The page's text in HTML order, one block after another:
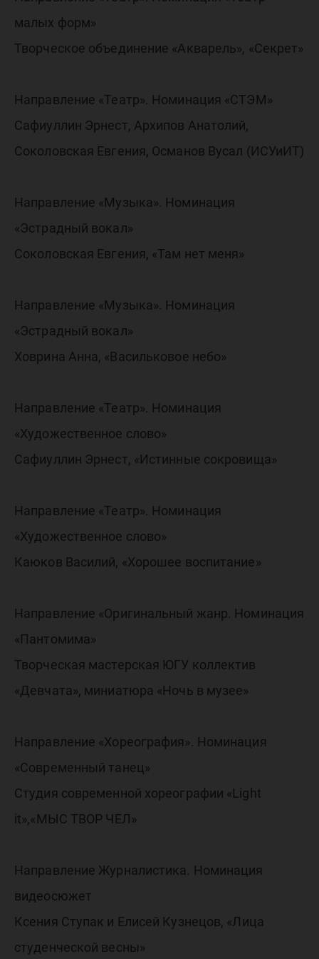
малых форм»
Творческое объединение «Акварель», «Секрет»
Направление «Театр». Номинация «СТЭМ»
Сафиуллин Эрнест, Архипов Анатолий,
Соколовская Евгения, Османов Вусал (ИСУиИТ)
Направление «Музыка». Номинация
«Эстрадный вокал»
Соколовская Евгения, «Там нет меня»
Направление «Музыка». Номинация
«Эстрадный вокал»
Ховрина Анна, «Васильковое небо»
Направление «Театр». Номинация
«Художественное слово»
Сафиуллин Эрнест, «Истинные сокровища»
Направление «Театр». Номинация
«Художественное слово»
Каюков Василий, «Хорошее воспитание»
Направление «Оригинальный жанр. Номинация
«Пантомима»
Творческая мастерская ЮГУ коллектив
«Девчата», миниатюра «Ночь в музее»
Направление «Хореография». Номинация
«Современный танец»
Студия современной хореографии «Light
it»,«МЫС ТВОР ЧЕЛ»
Направление Журналистика. Номинация
видеосюжет
Ксения Ступак и Елисей Кузнецов, «Лица
студенческой весны»